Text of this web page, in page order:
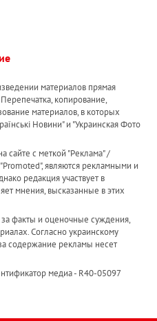
материалов прямая
копирование,
материалов, в которых
Новини" и "Украинская Фото
сайте с меткой "Реклама" /
являются рекламными и
редакция участвует в
мнения, высказанные в этих
за факты и оценочные суждения,
Согласно украинскому
содержание рекламы несет
медиа - R40-05097